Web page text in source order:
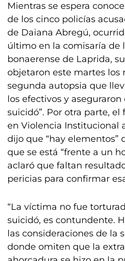
Mientras se espera
de los cinco policías
de Daiana Abregú,
último en la comisaría de
bonaerense de Laprida,
objetaron este martes los
segunda autopsia que
los efectivos y aseguraron
suicidó”. Por otra parte, el
en Violencia Institucional
dijo que “hay elementos”
que se está “frente a un
aclaró que faltan
pericias para confirmar
“La víctima no fue
suicidó, es contundente.
las consideraciones de la
donde omiten que la